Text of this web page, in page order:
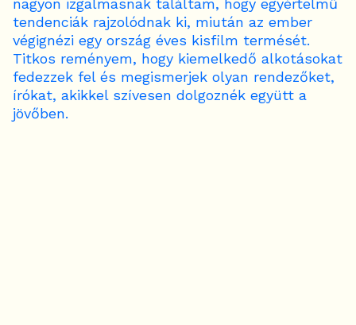
nagyon izgalmasnak találtam, hogy egyértelmű
tendenciák rajzolódnak ki, miután az ember
végignézi egy ország éves kisfilm termését.
Titkos reményem, hogy kiemelkedő alkotásokat
fedezzek fel és megismerjek olyan rendezőket,
írókat, akikkel szívesen dolgoznék együtt a
jövőben.